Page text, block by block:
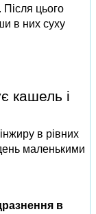
Після цього
в них суху
кашель і
в рівних
маленькими
в